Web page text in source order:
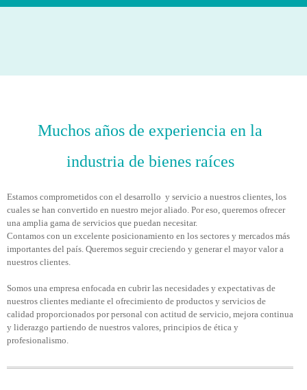
Muchos años de experiencia en la
industria de bienes raíces
Estamos comprometidos con el desarrollo y servicio a nuestros clientes, los
cuales se han convertido en nuestro mejor aliado. Por eso, queremos ofrecer
una amplia gama de servicios que puedan necesitar.
Contamos con un excelente posicionamiento en los sectores y mercados más
importantes del país. Queremos seguir creciendo y generar el mayor valor a
nuestros clientes.
Somos una empresa enfocada en cubrir las necesidades y expectativas de
nuestros clientes mediante el ofrecimiento de productos y servicios de
calidad proporcionados por personal con actitud de servicio, mejora continua
y liderazgo partiendo de nuestros valores, principios de ética y
profesionalismo.